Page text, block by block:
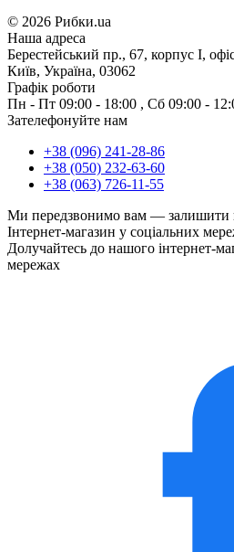
© 2026 Рибки.ua
Наша адреса
Берестейський пр., 67, корпус І,
Київ, Україна, 03062
Графік роботи
Пн - Пт 09:00 - 18:00 , Сб 09:00 -
Зателефонуйте нам
+38 (096) 241-28-86
+38 (050) 232-63-60
+38 (063) 726-11-55
Ми передзвонимо вам — залишити
Інтернет-магазин у соціальних
Долучайтесь до нашого інтернет-
мережах